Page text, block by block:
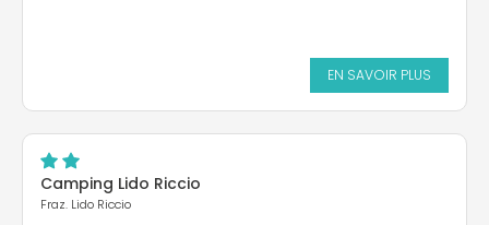
EN SAVOIR PLUS
Camping Lido Riccio
Fraz. Lido Riccio